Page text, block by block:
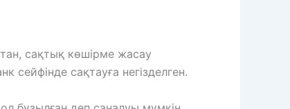
сақтық көшірме жасау
сейфінде сақтауға негізделген.